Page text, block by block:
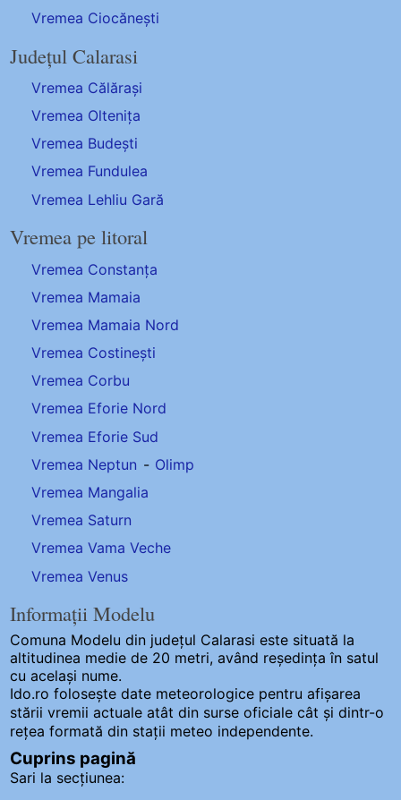
Vremea Ciocănești
Județul Calarasi
Vremea Călărași
Vremea Oltenița
Vremea Budești
Vremea Fundulea
Vremea Lehliu Gară
Vremea pe litoral
Vremea Constanța
Vremea Mamaia
Vremea Mamaia Nord
Vremea Costinești
Vremea Corbu
Vremea Eforie Nord
Vremea Eforie Sud
Vremea Neptun - Olimp
Vremea Mangalia
Vremea Saturn
Vremea Vama Veche
Vremea Venus
Informații Modelu
Comuna Modelu din județul Calarasi este situată la
altitudinea medie de 20 metri, având reședința în satul
cu același nume.
Ido.ro folosește date meteorologice pentru afișarea
stării vremii actuale atât din surse oficiale cât și dintr-o
rețea formată din stații meteo independente.
Cuprins pagină
Sari la secțiunea: